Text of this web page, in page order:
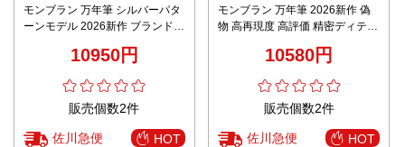
モンブラン 万年筆 シルバーパタ
ーンモデル 2026新作 ブランド
感 上品仕上げ 限定入荷
10950円
販売個数2件
佐川急便 HOT
モンブラン 万年筆 2026新作 偽
物 高再現度 高評価 精密ディテー
10580円
販売個数2件
佐川急便 HOT